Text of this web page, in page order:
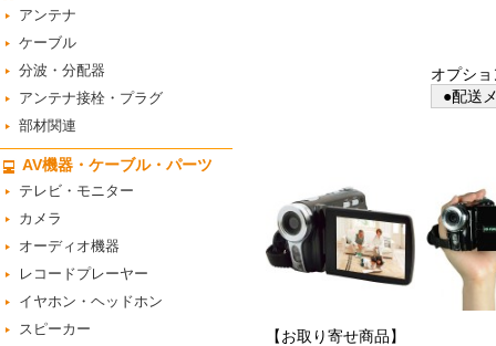
アンテナ
ケーブル
分波・分配器
アンテナ接栓・プラグ
部材関連
AV機器・ケーブル・パーツ
テレビ・モニター
カメラ
オーディオ機器
レコードプレーヤー
イヤホン・ヘッドホン
スピーカー
オプシ
●配送
【お取り寄せ商品】